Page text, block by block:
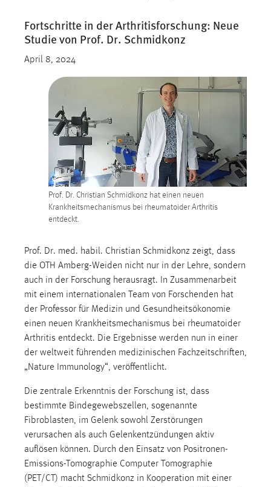
Fortschritte in der Arthritisforschung: Neue
Studie von Prof. Dr. Schmidkonz
April 8, 2024
Prof. Dr. Christian Schmidkonz hat einen neuen
Krankheitsmechanismus bei rheumatoider Arthritis
entdeckt.
Prof. Dr. med. habil. Christian Schmidkonz zeigt, dass
die OTH Amberg-Weiden nicht nur in der Lehre, sondern
auch in der Forschung herausragt. In Zusammenarbeit
mit einem internationalen Team von Forschenden hat
der Professor für Medizin und Gesundheitsökonomie
einen neuen Krankheitsmechanismus bei rheumatoider
Arthritis entdeckt. Die Ergebnisse werden nun in einer
der weltweit führenden medizinischen Fachzeitschriften,
„Nature Immunology“, veröffentlicht.
Die zentrale Erkenntnis der Forschung ist, dass
bestimmte Bindegewebszellen, sogenannte
Fibroblasten, im Gelenk sowohl Zerstörungen
verursachen als auch Gelenkentzündungen aktiv
auflösen können. Durch den Einsatz von Positronen-
Emissions-Tomographie Computer Tomographie
(PET/CT) macht Schmidkonz in Kooperation mit einer